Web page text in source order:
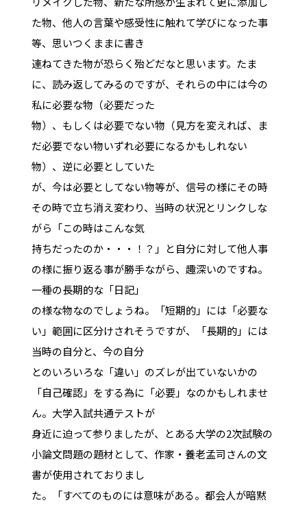
た物、他人の言葉や感受性に触れて学びになった事
等、思いつくままに書き
連ねてきた物が恐らく殆どだなと思います。たま
に、読み返してみるのですが、それらの中には今の
私に必要な物（必要だった
物）、もしくは必要でない物（見方を変えれば、ま
だ必要でない物いずれ必要になるかもしれない
物）、逆に必要としていた
が、今は必要としてない物等が、信号の様にその時
その時で立ち消え変わり、当時の状況とリンクしな
がら「この時はこんな気
持ちだったのか・・・！？」と自分に対して他人事
の様に振り返る事が勝手ながら、趣深いのですね。
一種の長期的な「日記」
の様な物なのでしょうね。「短期的」には「必要な
い」範囲に区分けされそうですが、「長期的」には
当時の自分と、今の自分
とのいろいろな「違い」のズレが出ていないかの
「自己確認」をする為に「必要」なのかもしれませ
ん。大学入試共通テストが
身近に迫って参りましたが、とある大学の2次試験の
小論文問題の題材として、作家・養老孟司さんの文
書が使用されておりまし
た。「すべてのものには意味がある。都会人が暗黙